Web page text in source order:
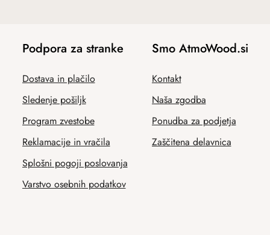
Podpora za stranke
Dostava in plačilo
Sledenje pošiljk
Program zvestobe
Reklamacije in vračila
Splošni pogoji poslovanja
Varstvo osebnih podatkov
Smo AtmoWood.si
Kontakt
Naša zgodba
Ponudba za podjetja
Zaščitena delavnica